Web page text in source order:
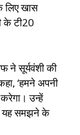
लिए खास
के टी20
ने सूर्यवंशी की
‘हमने अपनी
उन्हें
यह समझने के